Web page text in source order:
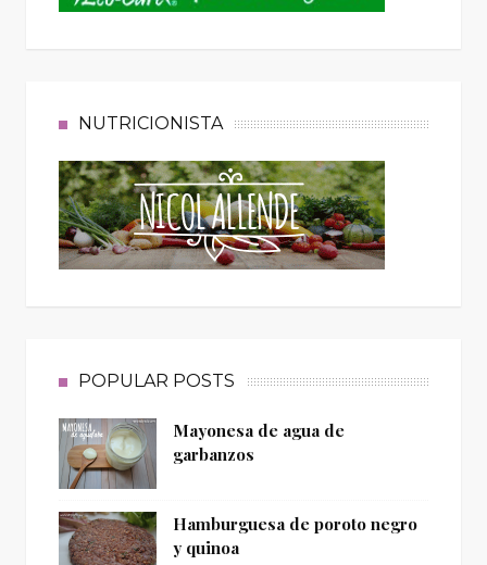
NUTRICIONISTA
POPULAR POSTS
Mayonesa de agua de
garbanzos
Hamburguesa de poroto negro
y quinoa